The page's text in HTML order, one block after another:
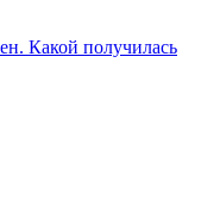
Какой получилась